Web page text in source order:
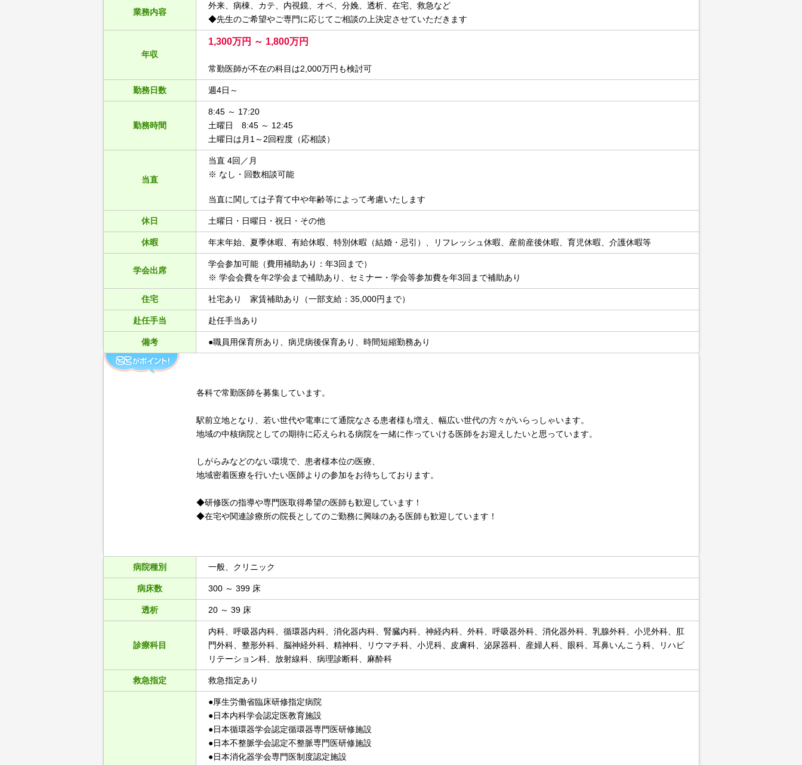
業務内容
外来、病棟、カテ、内視鏡、オペ、分娩、透析、在宅、救急など
◆先生のご希望やご専門に応じてご相談の上決定させていただきます
年収
1,300万円 ～ 1,800万円
常勤医師が不在の科目は2,000万円も検討可
勤務日数 週4日～
勤務時間
8:45 ～ 17:20
土曜日 8:45 ～ 12:45
土曜日は月1～2回程度（応相談）
当直
当直 4回／月
※ なし・回数相談可能
当直に関しては子育て中や年齢等によって考慮いたします
休日 土曜日・日曜日・祝日・その他
休暇 年末年始、夏季休暇、有給休暇、特別休暇（結婚・忌引）、リフレッシュ休暇、産前産後休暇、育児休暇、介護休暇等
学会出席
学会参加可能（費用補助あり：年3回まで）
※ 学会会費を年2学会まで補助あり、セミナー・学会等参加費を年3回まで補助あり
住宅 社宅あり 家賃補助あり（一部支給：35,000円まで）
赴任手当 赴任手当あり
備考 ●職員用保育所あり、病児病後保育あり、時間短縮勤務あり
各科で常勤医師を募集しています。
駅前立地となり、若い世代や電車にて通院なさる患者様も増え、幅広い世代の方々がいらっしゃいます。
地域の中核病院としての期待に応えられる病院を一緒に作っていける医師をお迎えしたいと思っています。
しがらみなどのない環境で、患者様本位の医療、
地域密着医療を行いたい医師よりの参加をお待ちしております。
◆研修医の指導や専門医取得希望の医師も歓迎しています！
◆在宅や関連診療所の院長としてのご勤務に興味のある医師も歓迎しています！
病院種別 一般、クリニック
病床数 300 ～ 399 床
透析 20 ～ 39 床
診療科目
内科、呼吸器内科、循環器内科、消化器内科、腎臓内科、神経内科、外科、呼吸器外科、消化器外科、乳腺外科、小児外科、肛
門外科、整形外科、脳神経外科、精神科、リウマチ科、小児科、皮膚科、泌尿器科、産婦人科、眼科、耳鼻いんこう科、リハビ
リテーション科、放射線科、病理診断科、麻酔科
救急指定 救急指定あり
●厚生労働省臨床研修指定病院
●日本内科学会認定医教育施設
●日本循環器学会認定循環器専門医研修施設
●日本不整脈学会認定不整脈専門医研修施設
●日本消化器学会専門医制度認定施設